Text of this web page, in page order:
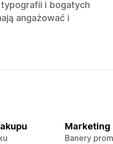
i bogatych
angażować i
Marketing
Banery